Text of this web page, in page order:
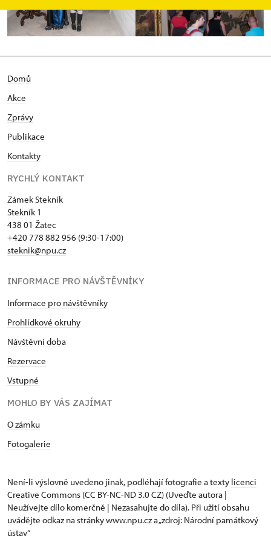
Domů
Akce
Zprávy
Publikace
Kontakty
RYCHLÝ KONTAKT
Zámek Stekník
Stekník 1
438 01 Žatec
+420 778 882 956 (9:30-17:00)
steknik@npu.cz
INFORMACE PRO NÁVŠTĚVNÍKY
Informace pro návštěvníky
Prohlídkové okruhy
Návštěvní doba
Rezervace
Vstupné
MOHLO BY VÁS ZAJÍMAT
O zámku
Fotogalerie
Není-li výslovně uvedeno jinak, podléhají fotografie a texty licenci
Creative Commons (CC BY-NC-ND 3.0 CZ) (Uveďte autora |
Neužívejte dílo komerčně | Nezasahujte do díla). Při užití obsahu
uvádějte odkaz na stránky www.npu.cz a „zdroj: Národní památkový
ústav“